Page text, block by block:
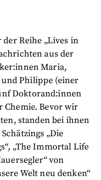
Reihe „Lives in
aus der
Maria,
Philippe (einer
Doktorand:innen
Chemie. Bevor wir
standen bei ihnen
„Die
„The Immortal Life
von
Welt neu denken“